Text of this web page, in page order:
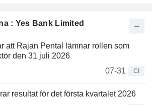
: Yes Bank Limited
att Rajan Pental lämnar rollen som
den 31 juli 2026
07-31
CI
resultat för det första kvartalet 2026